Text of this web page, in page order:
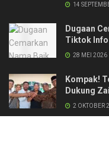
14
Dugaan
Tiktok
28 MEI 2026
Kompak!
Dukung
2 OKTOBER